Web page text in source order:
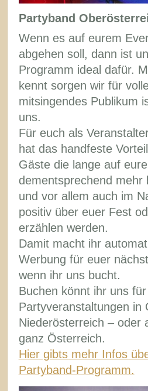
Partyband
Wenn es auf eurem
abgehen soll, dann ist
Programm ideal dafür.
kennt sorgen wir für
mitsingendes Publikum
uns.
Für euch als
hat das handfeste
Gäste die lange auf
dementsprechend mehr
und vor allem auch im
positiv über euer Fest
erzählen werden.
Damit macht ihr
Werbung für euer
wenn ihr uns bucht.
Buchen könnt ihr uns für
Partyveranstaltungen in
Niederösterreich – oder
ganz Österreich.
Hier gibts mehr Infos
Partyband-Programm.